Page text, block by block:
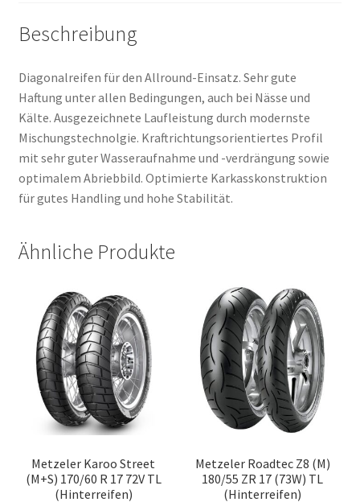
Beschreibung
Diagonalreifen für den Allround-Einsatz. Sehr gute
Haftung unter allen Bedingungen, auch bei Nässe und
Kälte. Ausgezeichnete Laufleistung durch modernste
Mischungstechnolgie. Kraftrichtungsorientiertes Profil
mit sehr guter Wasseraufnahme und -verdrängung sowie
optimalem Abriebbild. Optimierte Karkasskonstruktion
für gutes Handling und hohe Stabilität.
Ähnliche Produkte
Metzeler Karoo Street
(M+S) 170/60 R 17 72V TL
(Hinterreifen)
Metzeler Roadtec Z8 (M)
180/55 ZR 17 (73W) TL
(Hinterreifen)